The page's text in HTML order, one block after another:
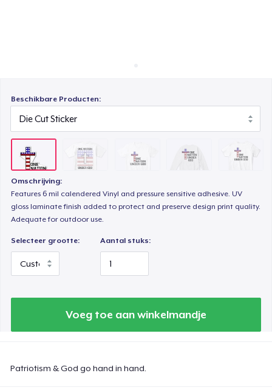
Beschikbare Producten:
Omschrijving:
Features 6 mil calendered Vinyl and pressure sensitive adhesive. UV
gloss laminate finish added to protect and preserve design print quality.
Adequate for outdoor use.
Selecteer grootte: Aantal stuks:
Voeg toe aan winkelmandje
Patriotism & God go hand in hand.
Women's Classic Tee
Classic Long Sleeve Tee